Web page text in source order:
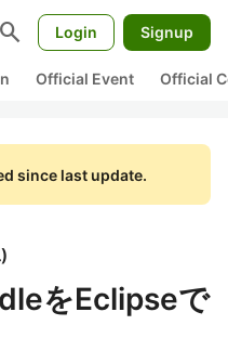
search Login Signup
Official Event Official
since last update.
)
をEclipseで